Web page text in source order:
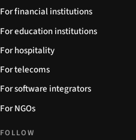
For financial institutions
For education institutions
For hospitality
For telecoms
For software integrators
For NGOs
FOLLOW